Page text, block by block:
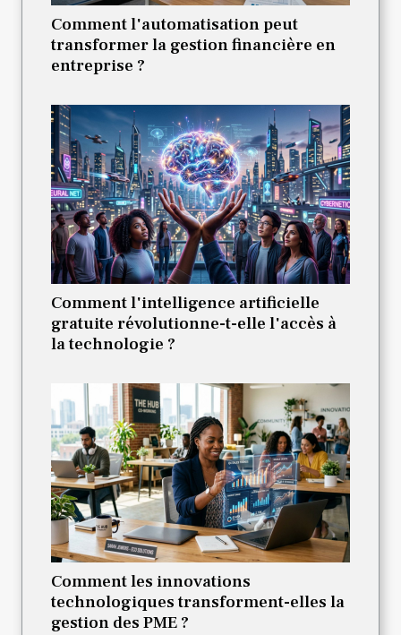
Comment l'automatisation peut
transformer la gestion financière en
entreprise ?
Comment l'intelligence artificielle
gratuite révolutionne-t-elle l'accès à
la technologie ?
Comment les innovations
technologiques transforment-elles la
gestion des PME ?